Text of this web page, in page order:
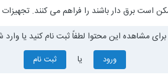
برق دار باشند را فراهم می کنند.
برای مشاهده این محتوا لطفاً ثبت نام کنید یا وارد
ورود یا ثبت نام